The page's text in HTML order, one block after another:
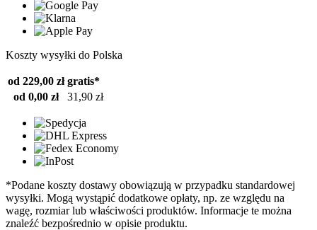
Koszty wysyłki do Polska
od 229,00 zł gratis*
od 0,00 zł
31,90 zł
*Podane koszty dostawy obowiązują w przypadku standardowej
wysyłki. Mogą wystąpić dodatkowe opłaty, np. ze względu na
wagę, rozmiar lub właściwości produktów. Informacje te można
znaleźć bezpośrednio w opisie produktu.